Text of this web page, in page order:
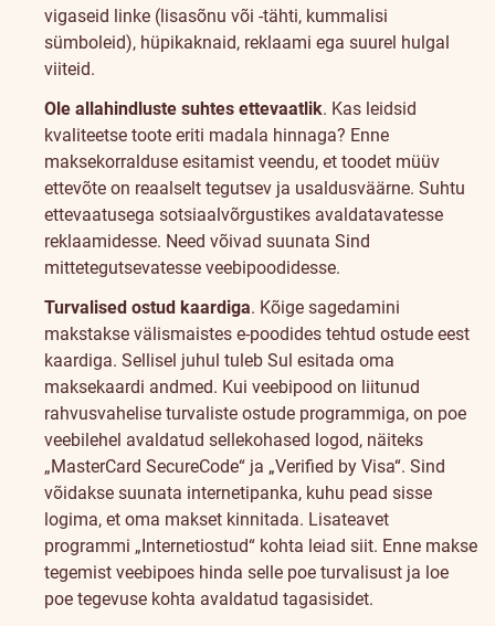
vigaseid linke (lisasõnu või -tähti, kummalisi
sümboleid), hüpikaknaid, reklaami ega suurel hulgal
viiteid.
Ole allahindluste suhtes ettevaatlik. Kas leidsid
kvaliteetse toote eriti madala hinnaga? Enne
maksekorralduse esitamist veendu, et toodet müüv
ettevõte on reaalselt tegutsev ja usaldusväärne. Suhtu
ettevaatusega sotsiaalvõrgustikes avaldatavatesse
reklaamidesse. Need võivad suunata Sind
mittetegutsevatesse veebipoodidesse.
Turvalised ostud kaardiga. Kõige sagedamini
makstakse välismaistes e-poodides tehtud ostude eest
kaardiga. Sellisel juhul tuleb Sul esitada oma
maksekaardi andmed. Kui veebipood on liitunud
rahvusvahelise turvaliste ostude programmiga, on poe
veebilehel avaldatud sellekohased logod, näiteks
„MasterCard SecureCode“ ja „Verified by Visa“. Sind
võidakse suunata internetipanka, kuhu pead sisse
logima, et oma makset kinnitada. Lisateavet
programmi „Internetiostud“ kohta leiad siit. Enne makse
tegemist veebipoes hinda selle poe turvalisust ja loe
poe tegevuse kohta avaldatud tagasisidet.